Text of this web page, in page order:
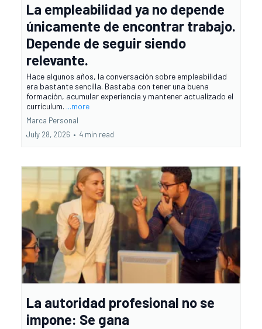
La empleabilidad ya no depende
únicamente de encontrar trabajo.
Depende de seguir siendo
relevante.
Hace algunos años, la conversación sobre empleabilidad
era bastante sencilla. Bastaba con tener una buena
formación, acumular experiencia y mantener actualizado el
currículum. ...more
Marca Personal
July 28, 2026 • 4 min read
La autoridad profesional no se
impone: Se gana